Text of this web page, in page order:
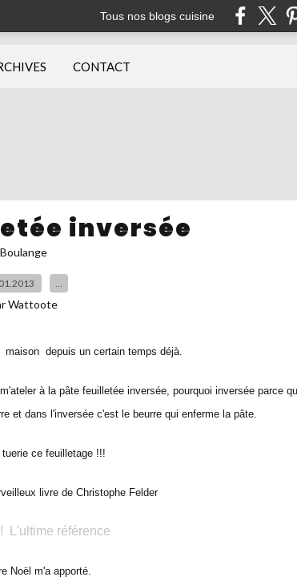
Tous nos blogs cuisine
CONTACT
inversée
Boulange
…
Wattoote
maison depuis un certain temps déjà.
à la pâte feuilletée inversée, pourquoi inversée parce
et dans l'inversée c'est le beurre qui enferme la pâte.
ce feuilletage !!!
livre de Christophe Felder
L'ultime référence
Noël m'a apporté.